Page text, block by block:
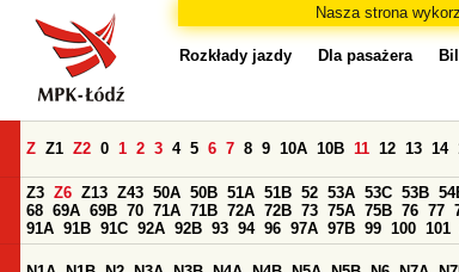
Nasza strona
Rozkłady jazdy Dla pasażera
Z Z1 Z2 0 1 2 3 4 5 6 7 8 9 10A 10B 11 12 13 14
Z3 Z6 Z13 Z43 50A 50B 51A 51B 52 53A 53C 53B
68 69A 69B 70 71A 71B 72A 72B 73 75A 75B 76 77
91A 91B 91C 92A 92B 93 94 96 97A 97B 99 100 101